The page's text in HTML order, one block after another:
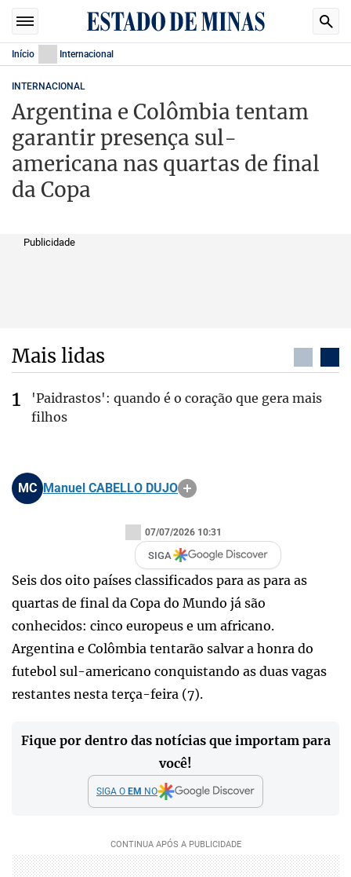
Início Internacional
INTERNACIONAL
Argentina e Colômbia tentam
garantir presença sul-
americana nas quartas de final
da Copa
Publicidade
Mais lidas
'Paidrastos': quando é o coração que gera mais
filhos
MC Manuel CABELLO DUJO
07/07/2026 10:31
SIGA
Seis dos oito países classificados para as para as
quartas de final da Copa do Mundo já são
conhecidos: cinco europeus e um africano.
Argentina e Colômbia tentarão salvar a honra do
futebol sul-americano conquistando as duas vagas
restantes nesta terça-feira (7).
Fique por dentro das notícias que importam para
você!
SIGA O EM NO